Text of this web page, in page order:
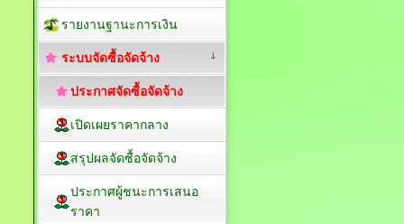
รายงานฐานะการเงิน
ระบบจัดซื้อจัดจ้าง
ประกาศจัดซื้อจัดจ้าง
เปิดเผยราคากลาง
สรุปผลจัดซื้อจัดจ้าง
ประกาศผู้ชนะการเสนอ
ราคา